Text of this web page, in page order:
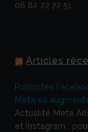
06 82 22 72 51
Articles
Publicités
Meta va
Actualité Meta
et Instagram :